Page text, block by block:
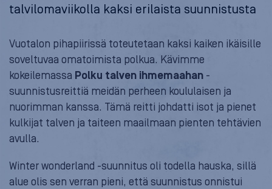
talvilomaviikolla kaksi erilaista suunnistusta
Vuotalon pihapiirissä toteutetaan kaksi kaiken ikäisille
soveltuvaa omatoimista polkua. Kävimme
kokeilemassa Polku talven ihmemaahan -
suunnistusreittiä meidän perheen koululaisen ja
nuorimman kanssa. Tämä reitti johdatti isot ja pienet
kulkijat talven ja taiteen maailmaan pienten tehtävien
avulla.
Winter wonderland -suunnitus oli todella hauska, sillä
alue olis sen verran pieni, että suunnistus onnistui